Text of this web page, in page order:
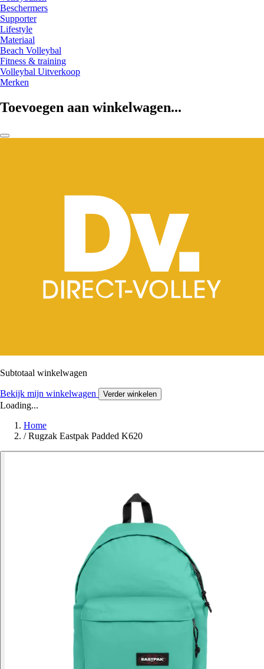
Beschermers
Supporter
Lifestyle
Materiaal
Beach Volleybal
Fitness & training
Volleybal Uitverkoop
Merken
Toevoegen aan winkelwagen...
Subtotaal winkelwagen
Bekijk mijn winkelwagen Verder winkelen
Loading...
Home
/ Rugzak Eastpak Padded K620